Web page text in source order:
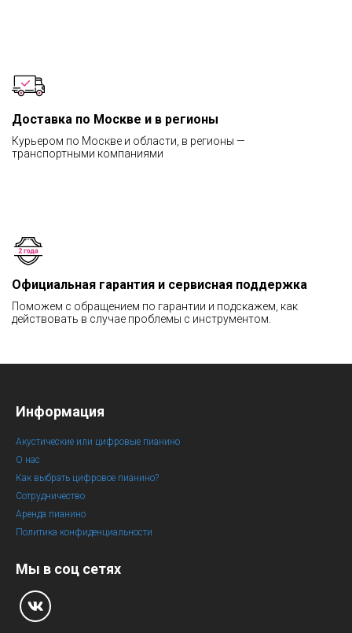
Доставка по Москве и в регионы
Курьером по Москве и области, в регионы —
транспортными компаниями
Официальная гарантия и сервисная поддержка
Поможем с обращением по гарантии и подскажем, как
действовать в случае проблемы с инструментом.
Информация
Акустические или цифровые пианино
О нас
Как выбрать цифровое пианино?
Сотрудничество
Аренда пианино
Политика конфиденциальности
Мы в соц сетях